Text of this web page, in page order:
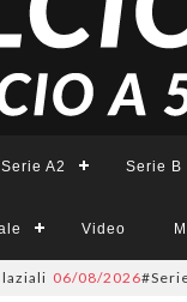
Serie A2 Serie B
Video
06/08/2026